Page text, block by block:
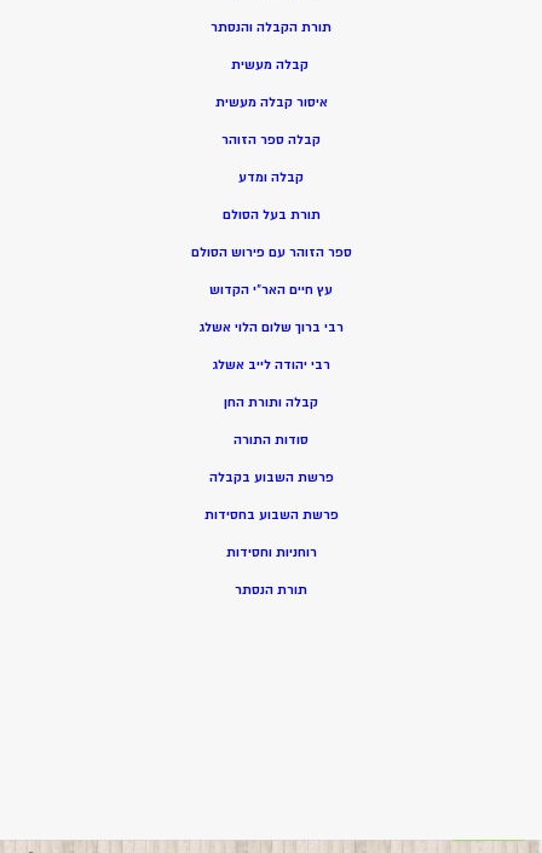
תורת הקבלה והנסתר
קבלה מעשית
איסור קבלה מעשית
קבלה ספר הזוהר
קבלה ומדע
תורת בעל הסולם
ספר הזוהר עם פירוש הסולם
עץ חיים האר”י הקדוש
רבי ברוך שלום הלוי אשלג
רבי יהודה לייב אשלג
קבלה ותורת החן
סודות התורה
פרשת השבוע בקבלה
פרשת השבוע בחסידות
רוחניות וחסידות
תורת הנסתר